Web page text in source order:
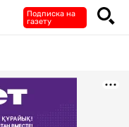
Подписка на
газету